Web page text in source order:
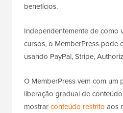
benefícios.
Independentemente de como
cursos, o MemberPress pode
usando PayPal, Stripe,
O MemberPress vem com
liberação gradual de
mostrarconteúdo restrito aos